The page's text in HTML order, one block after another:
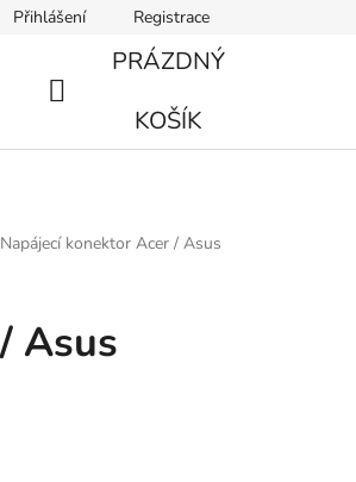
Přihlášení Registrace
NÁKUPNÍ
PRÁZDNÝ
KOŠÍK
Napájecí konektor Acer / Asus
Asus